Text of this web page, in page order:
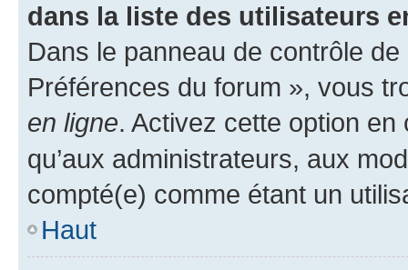
dans la liste des utilisateurs
Dans le panneau de contrôle
Préférences du forum », vous
en ligne. Activez cette option
qu’aux administrateurs, aux
compté(e) comme étant un
Haut